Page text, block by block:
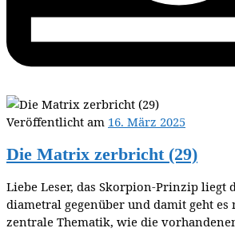
Veröffentlicht am 16. März 2025
Die Matrix zerbricht (29)
Liebe Leser, das Skorpion-Prinzip liegt
diametral gegenüber und damit geht
zentrale Thematik, wie die